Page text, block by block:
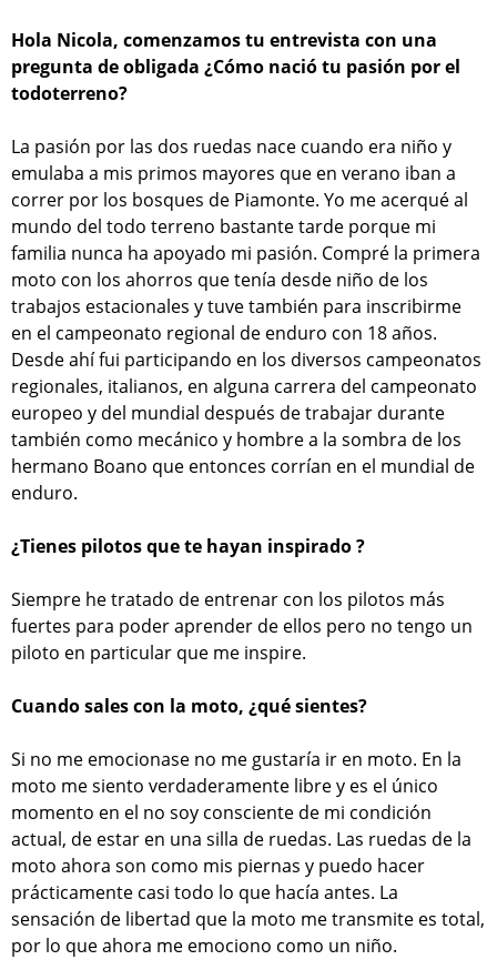
Hola Nicola, comenzamos tu entrevista con una
pregunta de obligada ¿Cómo nació tu pasión por el
todoterreno?
La pasión por las dos ruedas nace cuando era niño y
emulaba a mis primos mayores que en verano iban a
correr por los bosques de Piamonte. Yo me acerqué al
mundo del todo terreno bastante tarde porque mi
familia nunca ha apoyado mi pasión. Compré la primera
moto con los ahorros que tenía desde niño de los
trabajos estacionales y tuve también para inscribirme
en el campeonato regional de enduro con 18 años.
Desde ahí fui participando en los diversos campeonatos
regionales, italianos, en alguna carrera del campeonato
europeo y del mundial después de trabajar durante
también como mecánico y hombre a la sombra de los
hermano Boano que entonces corrían en el mundial de
enduro.
¿Tienes pilotos que te hayan inspirado ?
Siempre he tratado de entrenar con los pilotos más
fuertes para poder aprender de ellos pero no tengo un
piloto en particular que me inspire.
Cuando sales con la moto, ¿qué sientes?
Si no me emocionase no me gustaría ir en moto. En la
moto me siento verdaderamente libre y es el único
momento en el no soy consciente de mi condición
actual, de estar en una silla de ruedas. Las ruedas de la
moto ahora son como mis piernas y puedo hacer
prácticamente casi todo lo que hacía antes. La
sensación de libertad que la moto me transmite es total,
por lo que ahora me emociono como un niño.